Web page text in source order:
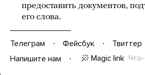
предоставить документов,
его слова.
Телеграм Фейсбук Твиттер
Напишите нам
Magic link